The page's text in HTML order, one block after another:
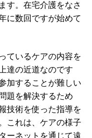
す。在宅介護をなさ
に数回ですが始めて
ているケアの内容を
達の近道なのです
加することが難しい
題を解決するため
技術を使った指導を
これは、ケアの様子
ーネットを通じて遠